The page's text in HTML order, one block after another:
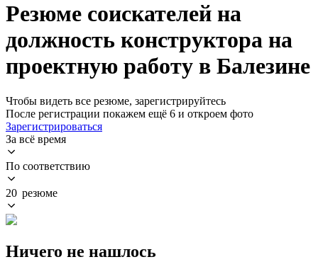
Резюме соискателей на
должность конструктора на
проектную работу в Балезине
Чтобы видеть все резюме, зарегистрируйтесь
После регистрации покажем ещё 6 и откроем фото
Зарегистрироваться
За всё время
По соответствию
20 резюме
Ничего не нашлось